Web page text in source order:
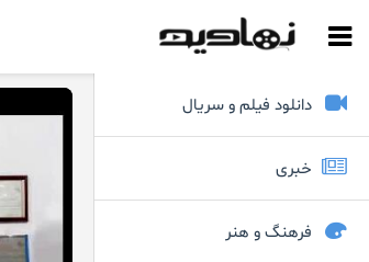
دانلود فیلم و سریال
خبری
فرهنگ و هنر